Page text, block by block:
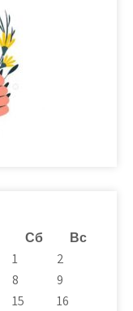
Сб
Вс
1
2
8
9
15 16